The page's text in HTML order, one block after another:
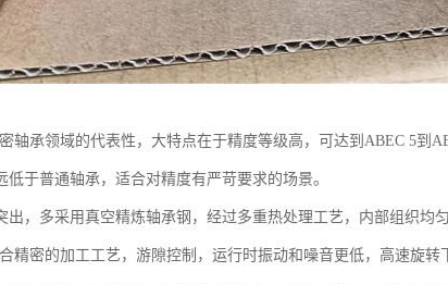
轴承领域的代表性，大特点在于精度等级高，可达到ABEC 5到
低于普通轴承，适合对精度有严苛要求的场景。
出，多采用真空精炼轴承钢，经过多重热处理工艺，内部组织均
精密的加工工艺，游隙控制，运行时振动和噪音更低，高速旋转